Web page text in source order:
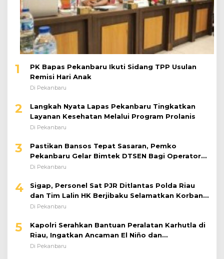
1
PK Bapas Pekanbaru Ikuti Sidang TPP Usulan
Remisi Hari Anak
Di Pekanbaru
2
Langkah Nyata Lapas Pekanbaru Tingkatkan
Layanan Kesehatan Melalui Program Prolanis
Di Pekanbaru
3
Pastikan Bansos Tepat Sasaran, Pemko
Pekanbaru Gelar Bimtek DTSEN Bagi Operator
Puskessos
Di Pekanbaru
4
Sigap, Personel Sat PJR Ditlantas Polda Riau
dan Tim Lalin HK Berjibaku Selamatkan Korban
Kecelakaan di Tol Pekanbaru–Dumai
Di Pekanbaru
5
Kapolri Serahkan Bantuan Peralatan Karhutla di
Riau, Ingatkan Ancaman El Niño dan
Prioritaskan Pencegahan
Di Pekanbaru